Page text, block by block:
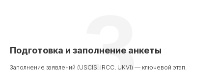
Подготовка и заполнение анкеты
Заполнение заявлений (USCIS, IRCC, UKVI) — ключевой этап.